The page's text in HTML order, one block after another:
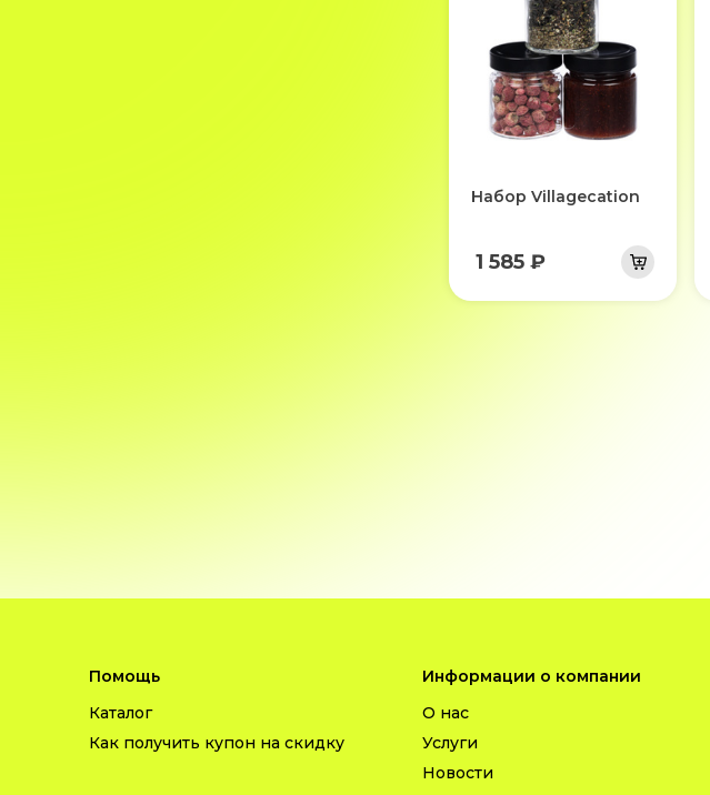
Набор Villagecation
1 585 ₽
Помощь
Каталог
Как получить купон на скидку
Информации о компании
О нас
Услуги
Новости